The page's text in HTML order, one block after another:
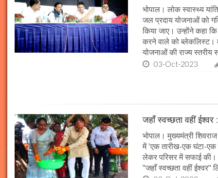
भोपाल। लोक स्वास्थ्य
जल प्रदाय योजनाओं को
किया जाए। उन्होंने कहा
करने वाले को ब्लेकलिस्ट।
योजनाओं की राज्य स्तरीय
03-Oct-2023
जहाँ स्वच्छता वहीं ईश्वर
भोपाल। मुख्यमंत्री
में 'एक तारीख-एक घंटा-एक
लेकर परिसर में सफाई की।
"जहाँ स्वच्छता वहीं ईश्वर"